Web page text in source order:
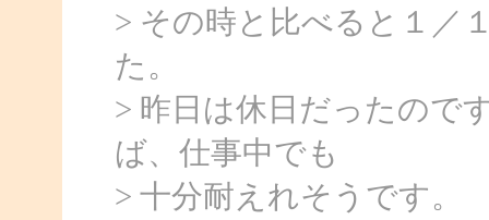
> その時と比べると１／
た。
> 昨日は休日だったので
ば、仕事中でも
> 十分耐えれそうです。